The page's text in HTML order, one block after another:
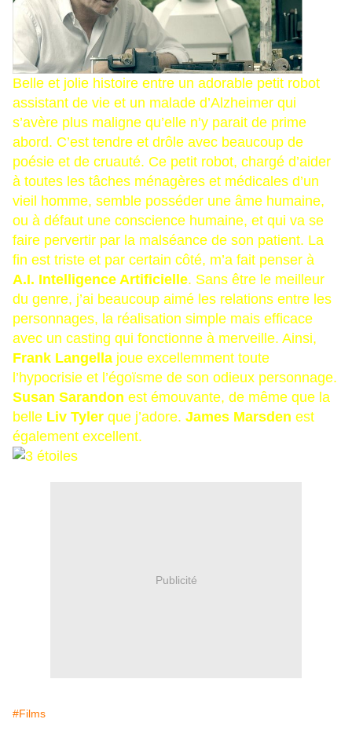
Belle et jolie histoire entre un adorable petit robot
assistant de vie et un malade d’Alzheimer qui
s’avère plus maligne qu’elle n’y parait de prime
abord. C’est tendre et drôle avec beaucoup de
poésie et de cruauté. Ce petit robot, chargé d’aider
à toutes les tâches ménagères et médicales d’un
vieil homme, semble posséder une âme humaine,
ou à défaut une conscience humaine, et qui va se
faire pervertir par la malséance de son patient. La
fin est triste et par certain côté, m’a fait penser à
A.I. Intelligence Artificielle. Sans être le meilleur
du genre, j’ai beaucoup aimé les relations entre les
personnages, la réalisation simple mais efficace
avec un casting qui fonctionne à merveille. Ainsi,
Frank Langella joue excellemment toute
l’hypocrisie et l’égoïsme de son odieux personnage.
Susan Sarandon est émouvante, de même que la
belle Liv Tyler que j’adore. James Marsden est
également excellent.
Publicité
#Films